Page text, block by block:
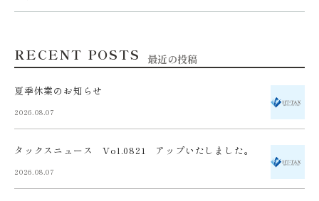
RECENT POSTS 最近の投稿
夏季休業のお知らせ
2026.08.07
タックスニュース Vol.0821 アップいたしました。
2026.08.07